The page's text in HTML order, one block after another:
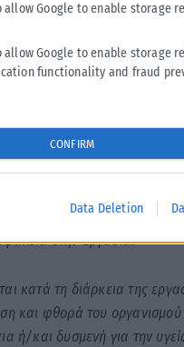
allow Google to enable storage
allow Google to enable storage
functionality and fraud
CONFIRM
Data Deletion
ή εμφάνιση νόσου ή
ή διαρκή
μη σχετιζόμενου με τον
ή με αφορμή αυτήν και
των Ενόπλων
και την ασφάλεια στην
ιδιαιτερότητες, όπως
στην Εργασία.
κατά τη διάρκεια της
και φθορά του
ή/και δυσμενή για την